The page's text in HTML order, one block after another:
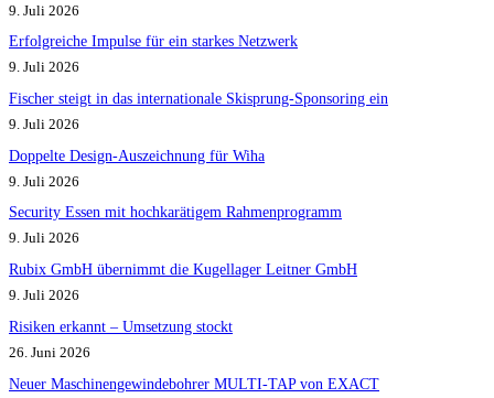
9. Juli 2026
Erfolgreiche Impulse für ein starkes Netzwerk
9. Juli 2026
Fischer steigt in das internationale Skisprung-Sponsoring ein
9. Juli 2026
Doppelte Design-Auszeichnung für Wiha
9. Juli 2026
Security Essen mit hochkarätigem Rahmenprogramm
9. Juli 2026
Rubix GmbH übernimmt die Kugellager Leitner GmbH
9. Juli 2026
Risiken erkannt – Umsetzung stockt
26. Juni 2026
Neuer Maschinengewindebohrer MULTI-TAP von EXACT